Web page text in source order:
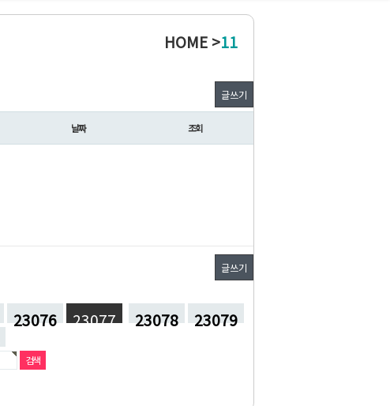
HOME >11
글쓰기
날짜 조회
글쓰기
23076 23077 23078 23079